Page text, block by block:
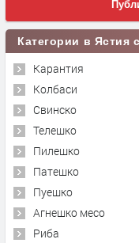
Категории в
Карантия
Колбаси
Свинско
Телешко
Пилешко
Патешко
Пуешко
Агнешко месо
Риба